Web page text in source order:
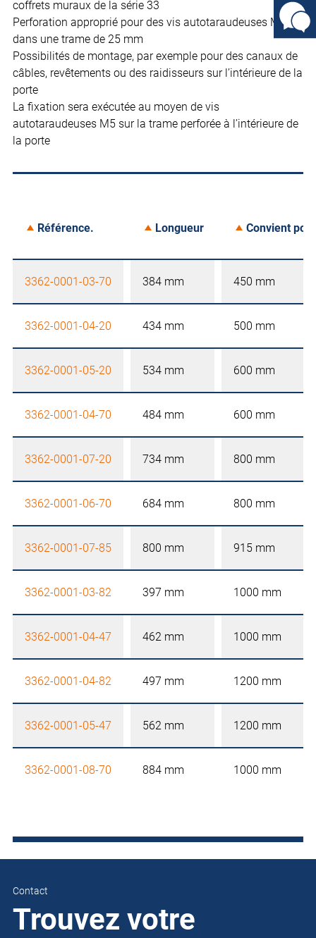
coffrets muraux de la série 33
Perforation approprié pour des vis autotaraudeuses M5
dans une trame de 25 mm
Possibilités de montage, par exemple pour des canaux de
câbles, revêtements ou des raidisseurs sur l’intérieure de la
porte
La fixation sera exécutée au moyen de vis
autotaraudeuses M5 sur la trame perforée à l’intérieure de
la porte
Référence. Longueur Convient
3362-0001-03-70 384 mm 450 mm
3362-0001-04-20 434 mm 500 mm
3362-0001-05-20 534 mm 600 mm
3362-0001-04-70 484 mm 600 mm
3362-0001-07-20 734 mm 800 mm
3362-0001-06-70 684 mm 800 mm
3362-0001-07-85 800 mm 915 mm
3362-0001-03-82 397 mm 1000 mm
3362-0001-04-47 462 mm 1000 mm
3362-0001-04-82 497 mm 1200 mm
3362-0001-05-47 562 mm 1200 mm
3362-0001-08-70 884 mm 1000 mm
Contact
Trouvez votre